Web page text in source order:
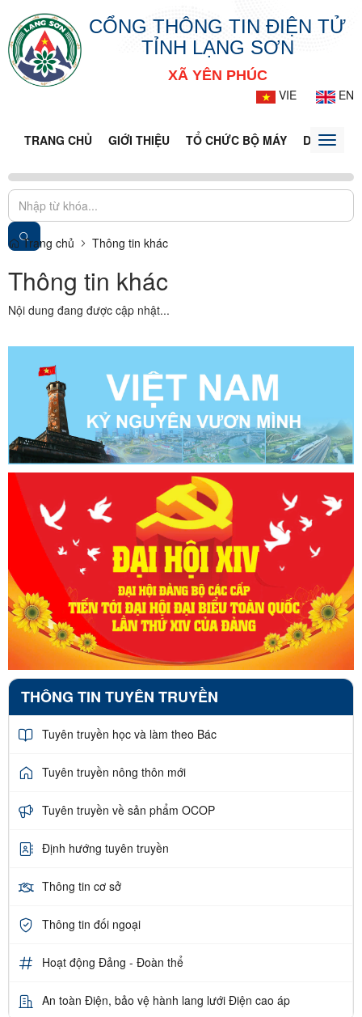
CỔNG THÔNG TIN ĐIỆN TỬ
TỈNH LẠNG SƠN
XÃ YÊN PHÚC
VIE
EN
TRANG CHỦ GIỚI THIỆU TỔ CHỨC BỘ MÁY DOANH
Toggle
Trang chủ Thông tin khác
Thông tin khác
Nội dung đang được cập nhật...
THÔNG TIN TUYÊN TRUYỀN
Tuyên truyền học và làm theo Bác
Tuyên truyền nông thôn mới
Tuyên truyền về sản phẩm OCOP
Định hướng tuyên truyền
Thông tin cơ sở
Thông tin đối ngoại
Hoạt động Đảng - Đoàn thể
An toàn Điện, bảo vệ hành lang lưới Điện cao áp